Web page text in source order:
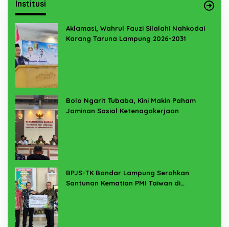
Institusi
Aklamasi, Wahrul Fauzi Silalahi Nahkodai
Karang Taruna Lampung 2026-2031
Bolo Ngarit Tubaba, Kini Makin Paham
Jaminan Sosial Ketenagakerjaan
BPJS-TK Bandar Lampung Serahkan
Santunan Kematian PMI Taiwan di